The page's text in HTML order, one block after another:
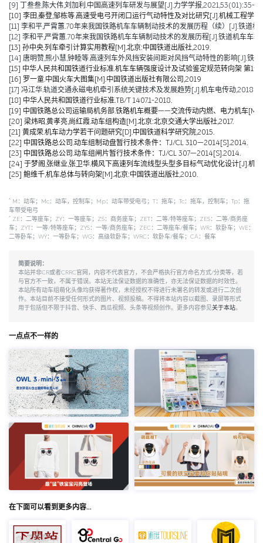
[9] 丁叁叁,陈大伟,刘加利.中国高速列车研发与展望[J].力学学报,2021,53(01):35-
[10] 李田,秦登,邹栋等.高速受电弓开闭口运行气动特性及对比研究[J].机械工程学
[11] 李和平,严霄蕙.70年来我国铁路机车车辆制动技术的发展历程（续）[J].铁道
[12] 李和平,严霄蕙.70年来我国铁路机车车辆制动技术的发展历程[J].铁道机车车
[13] 孙中央.列车牵引计算实用教程[M].北京:中国铁道出版社,2019.
[14] 唐明赞,熊小慧,钟睦等.高速列车外风挡安装间距对风挡气动特性的影响[J].铁
[15] 中华人民共和国铁道行业标准.机车车辆强度设计及试验鉴定规范转向架 第1
[16] 罗一童.中国火车大图集[M].中国铁道出版社有限公司,2019
[17] 冯江华.轨道交通永磁电机牵引系统关键技术及发展趋势[J].机车电传动
[18] 中华人民共和国铁道行业标准.TB/T 1407.1-2018.
[19] 中国铁路总公司运输局机务部.铁路机车概要——交流传动内燃、电力机车[M].
[20] 梁炜昭,黄孝亮,尚红霞.动车组构造[M].北京:北京交通大学出版社,2017.
[21] 黄成荣.机车动力学若干问题研究[D].中国铁道科学研究院,2015.
[22] 中国铁路总公司.动车组制动盘暂行技术条件：TJ/CL 310—2014[S].2014.
[23] 中国铁路总公司.动车组闸片暂行技术条件：TJ/CL 307—2014[S].2014.
[24] 于梦阁,张继业,张卫华.横风下高速列车流线型头型多目标气动优化设计[J].机
[25] 鲍维千,机车总体与转向架[M].北京:中国铁道出版社,2010.
* M：动车；Mc：动车，控制车；Mp：动车带受电弓；T：拖车；Tc：拖车，控制车；Tp：拖
车带受电弓
* ZE：二等座车；ZY：一等座车；ZS：商务座车；ZET：二等/特等座车；ZES：二等/商务座
车；ZYT：一等/特等座车；ZYS：一等/商务座车；ZEC：二等座车/餐车；WR：软卧车；WE：
二等卧车；WY：一等卧车；WG：高级软卧车；WRC：软卧车/餐车；CA：餐车
简要说明：
本站并非CR或者CRRC官网，内容不代表官方，不会严格执行官方命名方式/分类等，若
与官方不一致，不属于错误。本站无法保证数据的准确性，亦无法保证数据的时效性。
本站所有动车组萌化头像均获得著作权，未经授权不得进行未署名的转发或进行二次创
作。本站目前不接受任何形式的图片、视频投稿。不得将本站内容以截图、录屏等形式
用于包括但不限于抖音、快手、西瓜视频、头条等视频创作。更多内容参见关于本站。
一点点不一样的
在下面可以看到更多内容…